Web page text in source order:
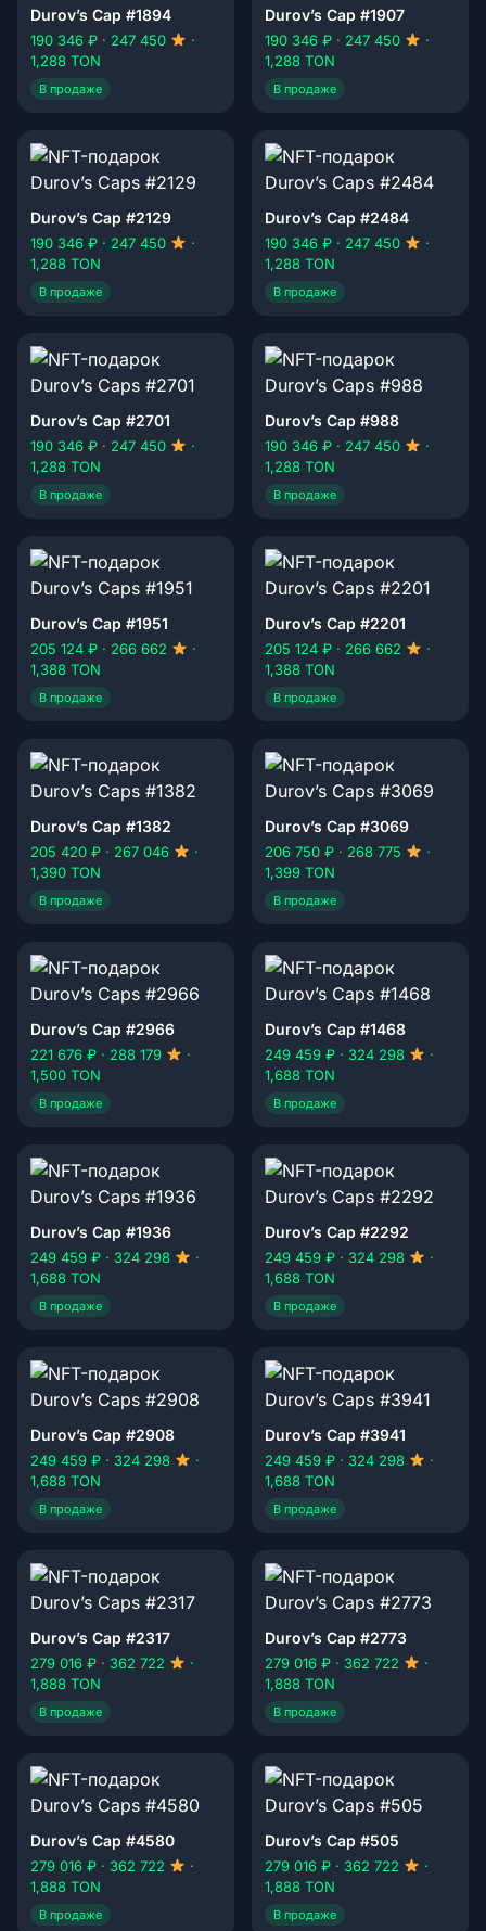
Durov’s Cap #1894
190 346 ₽ · 247 450
·
1,288 TON
В продаже
Durov’s Cap #1907
190 346 ₽ · 247 450
·
1,288 TON
В продаже
Durov’s Cap #2129
190 346 ₽ · 247 450
·
1,288 TON
В продаже
Durov’s Cap #2484
190 346 ₽ · 247 450
·
1,288 TON
В продаже
Durov’s Cap #2701
190 346 ₽ · 247 450
·
1,288 TON
В продаже
Durov’s Cap #988
190 346 ₽ · 247 450
·
1,288 TON
В продаже
Durov’s Cap #1951
205 124 ₽ · 266 662
·
1,388 TON
В продаже
Durov’s Cap #2201
205 124 ₽ · 266 662
·
1,388 TON
В продаже
Durov’s Cap #1382
205 420 ₽ · 267 046
·
1,390 TON
В продаже
Durov’s Cap #3069
206 750 ₽ · 268 775
·
1,399 TON
В продаже
Durov’s Cap #2966
221 676 ₽ · 288 179
·
1,500 TON
В продаже
Durov’s Cap #1468
249 459 ₽ · 324 298
·
1,688 TON
В продаже
Durov’s Cap #1936
249 459 ₽ · 324 298
·
1,688 TON
В продаже
Durov’s Cap #2292
249 459 ₽ · 324 298
·
1,688 TON
В продаже
Durov’s Cap #2908
249 459 ₽ · 324 298
·
1,688 TON
В продаже
Durov’s Cap #3941
249 459 ₽ · 324 298
·
1,688 TON
В продаже
Durov’s Cap #2317
279 016 ₽ · 362 722
·
1,888 TON
В продаже
Durov’s Cap #2773
279 016 ₽ · 362 722
·
1,888 TON
В продаже
Durov’s Cap #4580
279 016 ₽ · 362 722
·
1,888 TON
В продаже
Durov’s Cap #505
279 016 ₽ · 362 722
·
1,888 TON
В продаже